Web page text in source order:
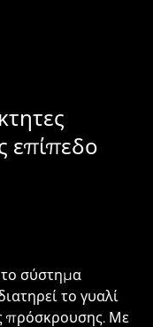
επίπεδο
σύστημα
το γυαλί
πρόσκρουσης. Με